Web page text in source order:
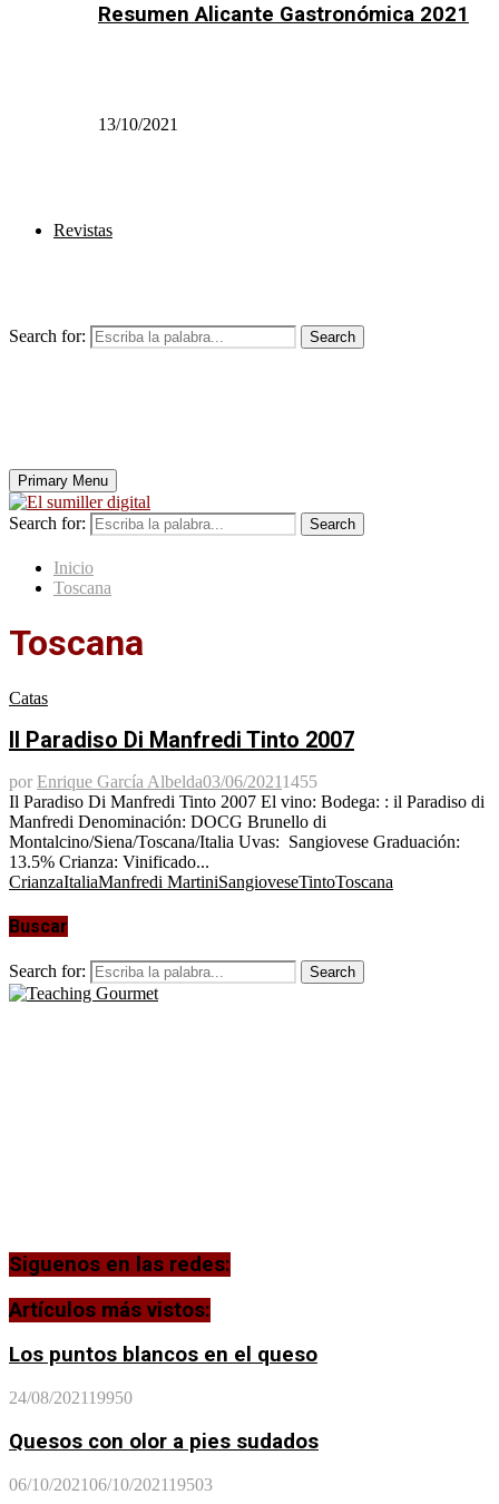
Resumen Alicante Gastronómica 2021
13/10/2021
Revistas
Search for: Search
Primary Menu
Search for: Search
Inicio
Toscana
Toscana
Catas
Il Paradiso Di Manfredi Tinto 2007
por Enrique García Albelda03/06/20211455
Il Paradiso Di Manfredi Tinto 2007 El vino: Bodega: : il Paradiso di
Manfredi Denominación: DOCG Brunello di
Montalcino/Siena/Toscana/Italia Uvas: Sangiovese Graduación:
13.5% Crianza: Vinificado...
CrianzaItaliaManfredi MartiniSangioveseTintoToscana
Buscar
Search for: Search
Siguenos en las redes:
Artículos más vistos:
Los puntos blancos en el queso
24/08/202119950
Quesos con olor a pies sudados
06/10/202106/10/202119503